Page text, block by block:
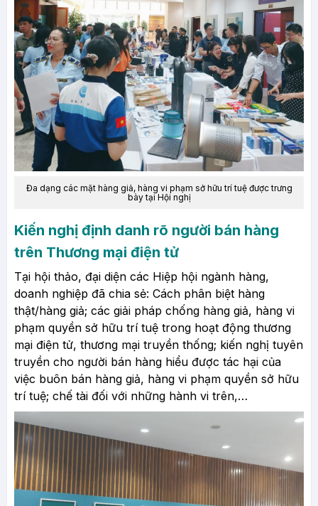
Đa dạng các mặt hàng giả, hàng vi phạm sở hữu trí tuệ được trưng
bày tại Hội nghị
Kiến nghị định danh rõ người bán hàng
trên Thương mại điện tử
Tại hội thảo, đại diện các Hiệp hội ngành hàng,
doanh nghiệp đã chia sẻ: Cách phân biệt hàng
thật/hàng giả; các giải pháp chống hàng giả, hàng vi
phạm quyền sở hữu trí tuệ trong hoạt động thương
mại điện tử, thương mại truyền thống; kiến nghị tuyên
truyền cho người bán hàng hiểu được tác hại của
việc buôn bán hàng giả, hàng vi phạm quyền sở hữu
trí tuệ; chế tài đối với những hành vi trên,…